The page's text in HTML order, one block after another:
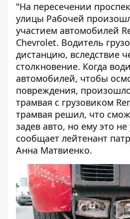
"На пересечении
улицы Рабочей
участием автомобилей
Chevrolet. Водитель
дистанцию, вследствие
столкновение. Когда
автомобилей, чтобы
повреждения,
трамвая с грузовиком
трамвая решил, что
задев авто, но ему это не
сообщает лейтенант
Анна Матвиенко.